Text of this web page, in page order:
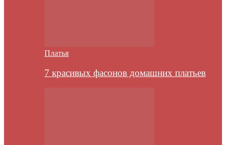
Платья
7 красивых фасонов домашних платьев